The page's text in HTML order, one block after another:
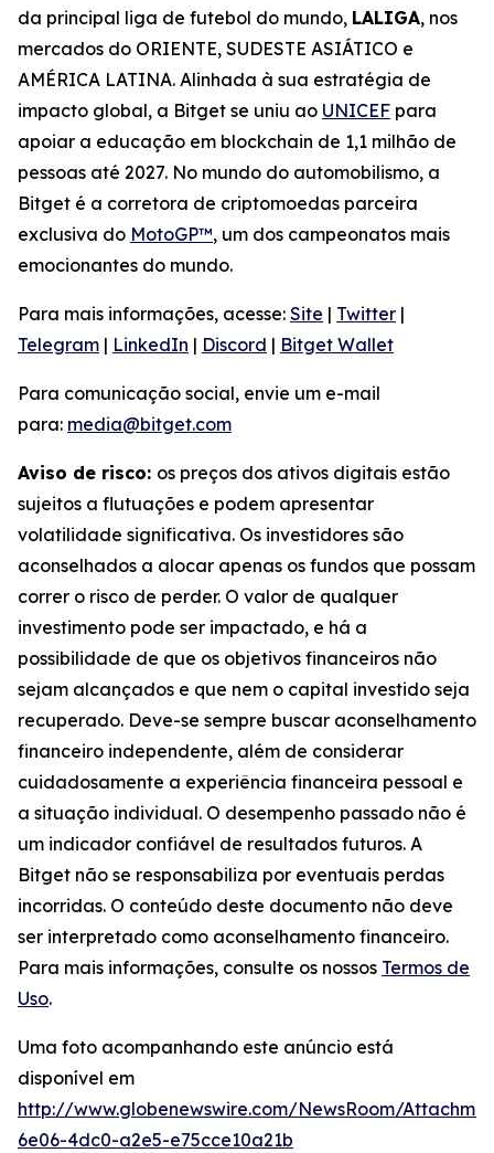
da principal liga de futebol do mundo, LALIGA, nos
mercados do ORIENTE, SUDESTE ASIÁTICO e
AMÉRICA LATINA. Alinhada à sua estratégia de
impacto global, a Bitget se uniu ao UNICEF para
apoiar a educação em blockchain de 1,1 milhão de
pessoas até 2027. No mundo do automobilismo, a
Bitget é a corretora de criptomoedas parceira
exclusiva do MotoGP™, um dos campeonatos mais
emocionantes do mundo.
Para mais informações, acesse: Site | Twitter |
Telegram | LinkedIn | Discord | Bitget Wallet
Para comunicação social, envie um e-mail
para: media@bitget.com
Aviso de risco: os preços dos ativos digitais estão
sujeitos a flutuações e podem apresentar
volatilidade significativa. Os investidores são
aconselhados a alocar apenas os fundos que possam
correr o risco de perder. O valor de qualquer
investimento pode ser impactado, e há a
possibilidade de que os objetivos financeiros não
sejam alcançados e que nem o capital investido seja
recuperado. Deve-se sempre buscar aconselhamento
financeiro independente, além de considerar
cuidadosamente a experiência financeira pessoal e
a situação individual. O desempenho passado não é
um indicador confiável de resultados futuros. A
Bitget não se responsabiliza por eventuais perdas
incorridas. O conteúdo deste documento não deve
ser interpretado como aconselhamento financeiro.
Para mais informações, consulte os nossos Termos de
Uso.
Uma foto acompanhando este anúncio está
disponível em
http://www.globenewswire.com/NewsRoom/
6e06-4dc0-a2e5-e75cce10a21b